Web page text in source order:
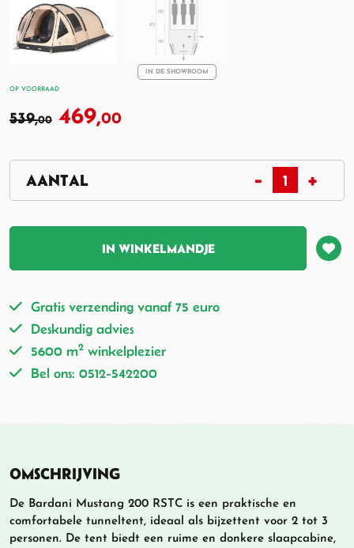
IN DE SHOWROOM
OP VOORRAAD
539,00 469,00
IN WINKELMANDJE
Gratis verzending vanaf 75 euro
Deskundig advies
5600 m2 winkelplezier
Bel ons: 0512-542200
OMSCHRIJVING
De Bardani Mustang 200 RSTC is een praktische en
comfortabele tunneltent, ideaal als bijzettent voor 2 tot 3
personen. De tent biedt een ruime en donkere slaapcabine,